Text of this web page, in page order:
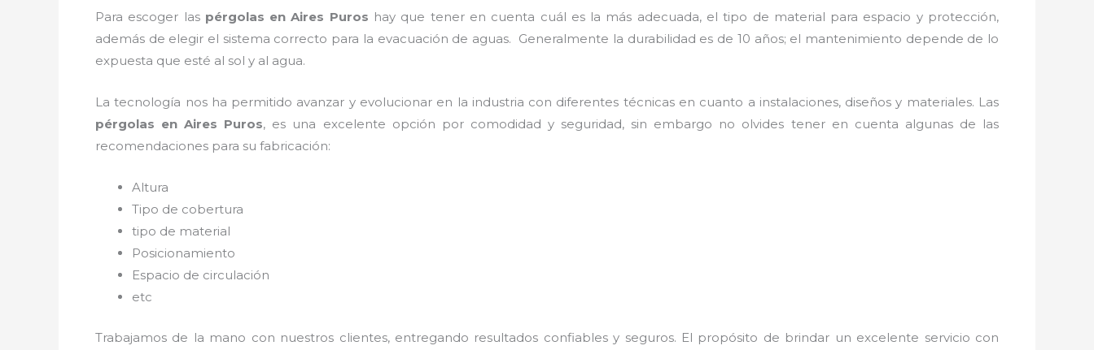
Para escoger las pérgolas en Aires Puros hay que tener en cuenta cuál es la más adecuada, el tipo de material para espacio y protección,
además de elegir el sistema correcto para la evacuación de aguas. Generalmente la durabilidad es de 10 años; el mantenimiento depende de lo
expuesta que esté al sol y al agua.
La tecnología nos ha permitido avanzar y evolucionar en la industria con diferentes técnicas en cuanto a instalaciones, diseños y materiales. Las
pérgolas en Aires Puros, es una excelente opción por comodidad y seguridad, sin embargo no olvides tener en cuenta algunas de las
recomendaciones para su fabricación:
Altura
Tipo de cobertura
tipo de material
Posicionamiento
Espacio de circulación
etc
Trabajamos de la mano con nuestros clientes, entregando resultados confiables y seguros. El propósito de brindar un excelente servicio con